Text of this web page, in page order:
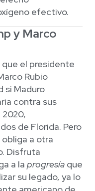
efectivo.
y Marco
el presidente
Rubio
si Maduro
contra sus
de Florida. Pero
a otra
Disfruta
a la progresía que
su legado, ya lo